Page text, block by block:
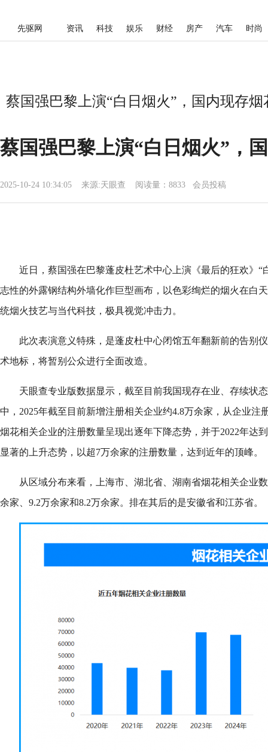
先驱网 资讯 科技 娱乐 财经 房产 汽车 时尚
蔡国强巴黎上演“白日烟火”，国内现存
蔡国强巴黎上演“白日烟火”，
2025-10-24 10:34:05 来源:天眼查 阅读量：8833 会员投稿
近日，蔡国强在巴黎蓬皮杜艺术中心上演《最后的狂欢》“
志性的外露钢结构外墙化作巨型画布，以色彩绚烂的烟火在白
统烟火技艺与当代科技，极具视觉冲击力。
此次表演意义特殊，是蓬皮杜中心闭馆五年翻新前的告别
术地标，将暂别公众进行全面改造。
天眼查专业版数据显示，截至目前我国现存在业、存续状
中，2025年截至目前新增注册相关企业约4.8万余家，从企业注
烟花相关企业的注册数量呈现出逐年下降态势，并于2022年达
显著的上升态势，以超7万余家的注册数量，达到近年的顶峰。
从区域分布来看，上海市、湖北省、湖南省烟花相关企业
余家、9.2万余家和8.2万余家。排在其后的是安徽省和江苏省。